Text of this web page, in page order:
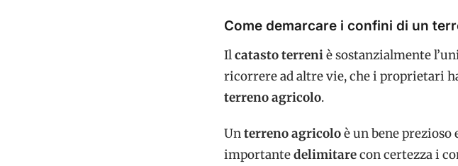
Come demarcare i confini di un
Ilcatasto terreniè sostanzialmente
ricorrere ad altre vie, che i proprietari
terreno agricolo.
Unterreno agricoloè un bene
importantedelimitarecon certezza i